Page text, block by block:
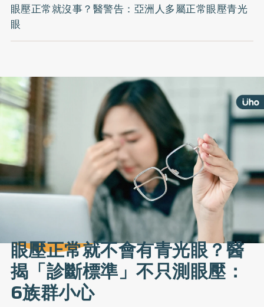
眼壓正常就沒事？醫警告：亞洲人多屬正常眼壓青光
眼
眼壓正常就不會有青光眼？醫
揭「診斷標準」不只測眼壓：
6族群小心